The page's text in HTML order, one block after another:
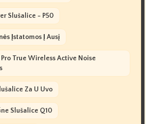
Slušalice - P50
Įstatomos Į Ausį
True Wireless Active Noise
Za U Uvo
Slušalice Q10